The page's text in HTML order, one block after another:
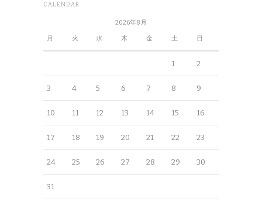
CALENDAR
2026年8月
月 火 水 木 金 土 日
1 2
3 4 5 6 7 8 9
10 11 12 13 14 15 16
17 18 19 20 21 22 23
24 25 26 27 28 29 30
31